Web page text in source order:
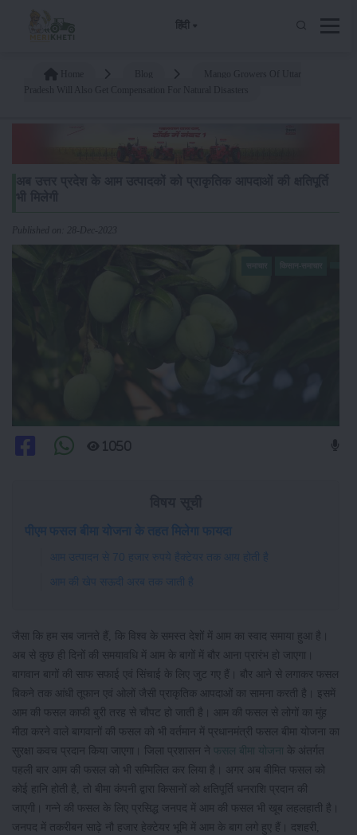
हिंदी
Published on: 28-Dec-2023
1050
पीएम फसल बीमा योजना के तहत मिलेगा फायदा
आम उत्पादन से 70 हजार रुपये हैक्टेयर तक आय होती है
आम की खेप सऊदी अरब तक जाती है
जैसा कि हम सब जानते हैं, कि विश्व के समस्त देशों में आम का स्वाद समाया हुआ है।
अब से कुछ ही दिनों की समयावधि में आम के बागों में बौर आना प्रारंभ हो जाएगा।
बागवान बागों की साफ सफाई एवं सिंचाई के लिए जुट गए हैं। बौर आने से लगाकर फसल
बिकने तक आंधी तूफान एवं ओलों जैसी प्राकृतिक आपदाओं का सामना करती है। इसमें
आम की फसल काफी बुरी तरह से चौपट हो जाती है। आम की फसल से लोगों का मुंह
मीठा करने वाले बागवानों की फसल को भी वर्तमान में प्रधानमंत्री फसल बीमा योजना का
सुरक्षा कवच प्रदान किया जाएगा। जिला प्रशासन ने
फसल बीमा योजना
के अंतर्गत
पहली बार आम की फसल को भी सम्मिलित कर लिया है। अगर अब बीमित फसल को
कोई हानि होती है, तो बीमा कंपनी द्वारा किसानों को क्षतिपूर्ति धनराशि प्रदान की
जाएगी। गन्ने की फसल के लिए प्रसिद्ध जनपद में आम की फसल भी खूब लहलहाती है।
जनपद में तकरीबन साढ़े नौ हजार हेक्टेयर भूमि में आम के बाग लगे हुए हैं। दशहरी,